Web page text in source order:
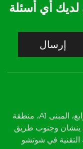
لديك أي أسئلة
إرسال
Add: الصين جيانغسو شوتشو الطابق الرابع، المبنى A1، منطقة
ينشان وجنوب طريق
التقنية في شوتشو